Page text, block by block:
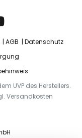
AGB
Datenschutz
UVP des Herstellers.
Versandkosten